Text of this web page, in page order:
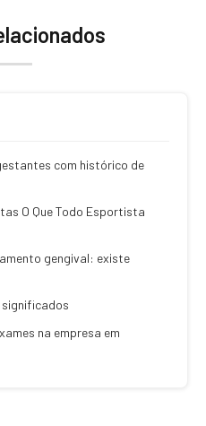
com histórico de
O Que Todo Esportista
gengival: existe
significados
na empresa em